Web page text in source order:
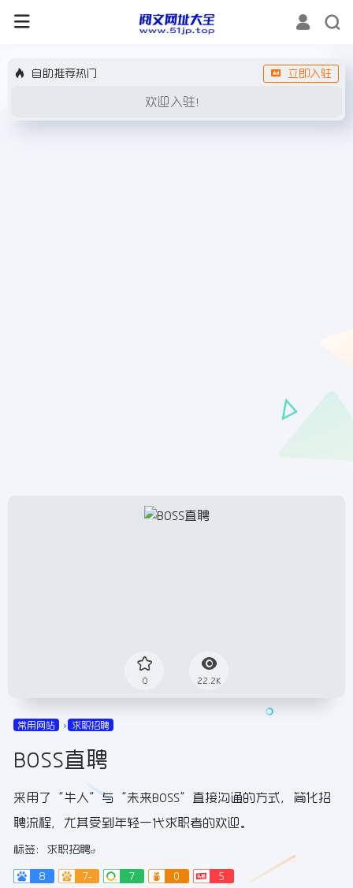
自助推荐热门 立即入驻
欢迎入驻！
0 22.2K
常用网站 求职招聘
BOSS直聘
采用了“牛人”与“未来BOSS”直接沟通的方式，简化招
聘流程，尤其受到年轻一代求职者的欢迎。
标签： 求职招聘
8 7- 7 0 5